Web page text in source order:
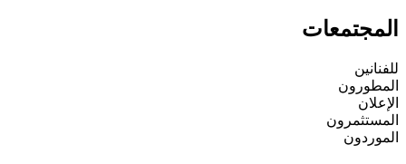
المجتمعات
للفنانين
المطورون
الإعلان
المستثمرون
الموردون